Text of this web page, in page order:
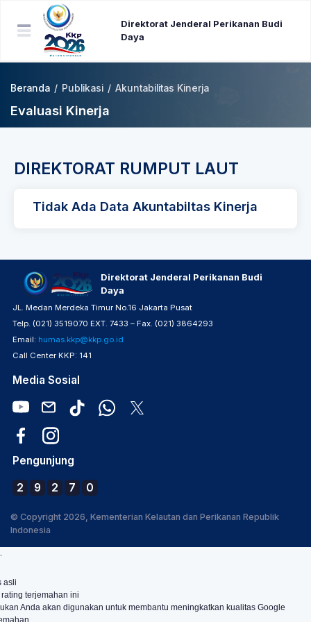
Direktorat Jenderal Perikanan Budi
Daya
Beranda / Publikasi / Akuntabilitas Kinerja
Evaluasi Kinerja
DIREKTORAT RUMPUT LAUT
Tidak Ada Data Akuntabiltas Kinerja
Direktorat Jenderal Perikanan Budi
Daya
JL. Medan Merdeka Timur No.16 Jakarta Pusat
Telp. (021) 3519070 EXT. 7433 – Fax. (021) 3864293
Email: humas.kkp@kkp.go.id
Call Center KKP: 141
Media Sosial
Pengunjung
2 9 2 7 0
© Copyright 2026, Kementerian Kelautan dan Perikanan Republik
Indonesia
.
asli
terjemahan ini
Anda akan digunakan untuk membantu meningkatkan kualitas Google